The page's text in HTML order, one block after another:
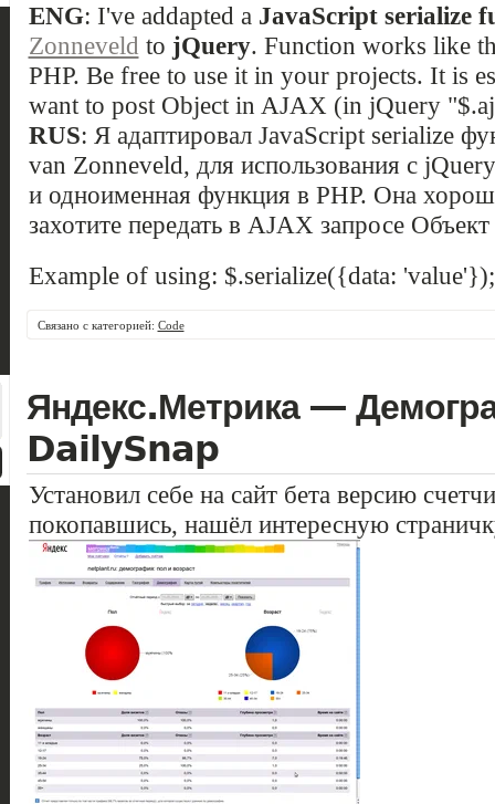
ENG: I've addapted a JavaScript serialize
Zonneveld to jQuery. Function works like
PHP. Be free to use it in your projects. It is
want to post Object in AJAX (in jQuery
RUS: Я адаптировал JavaScript serialize
van Zonneveld, для использования с
и одноименная функция в PHP. Она
захотите передать в AJAX запросе
Example of using: $.serialize({data: 'value'});
Связано с категорией: Code
Яндекс.Метрика —
DailySnap
Установил себе на сайт бета версию
покопавшись, нашёл интересную